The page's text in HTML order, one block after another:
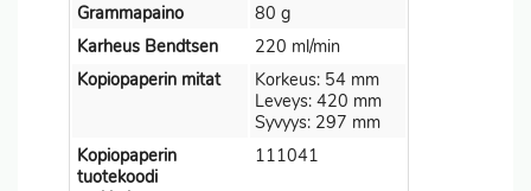
Grammapaino
80 g
Karheus Bendtsen
220 ml/min
Kopiopaperin mitat
Korkeus: 54 mm
Leveys: 420 mm
Syvyys: 297 mm
Kopiopaperin
tuotekoodi
111041